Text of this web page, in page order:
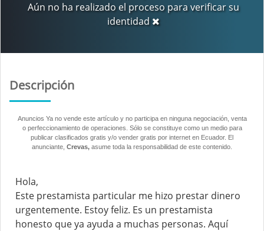
Aún no ha realizado el proceso para verificar su
identidad
Descripción
Anuncios Ya no vende este artículo y no participa en ninguna negociación, venta
o perfeccionamiento de operaciones. Sólo se constituye como un medio para
publicar clasificados gratis y/o vender gratis por internet en Ecuador. El
anunciante, Crevas, asume toda la responsabilidad de este contenido.
Hola,
Este prestamista particular me hizo prestar dinero
urgentemente. Estoy feliz. Es un prestamista
honesto que ya ayuda a muchas personas. Aquí